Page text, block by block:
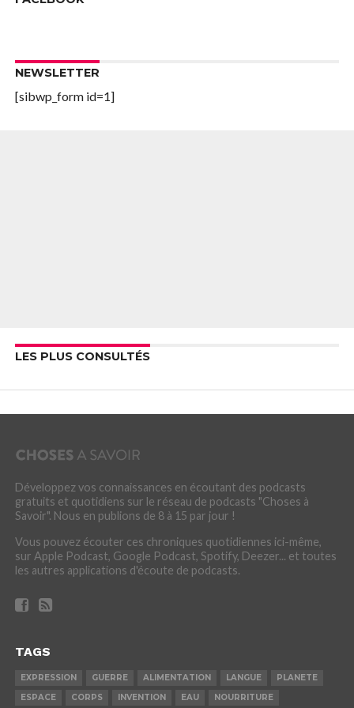
NEWSLETTER
[sibwp_form id=1]
LES PLUS CONSULTÉS
Développez vos connaissances en écoutant des podcasts
gratuits et quotidiens sur le réseau de podcasts "Choses à
Savoir". Nous en publions de 8 à 15 par jour !
Vous pouvez écouter ces chroniques quotidiennes ici-même,
sur Apple Podcast, Google Podcast, Spotify, Deezer... et toutes
les autres applications d'écoute de podcasts.
TAGS
EXPRESSION GUERRE ALIMENTATION LANGUE
PLANETE
ESPACE
CORPS INVENTION EAU NOURRITURE